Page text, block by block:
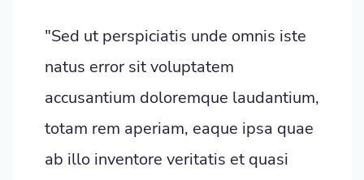
"Sed ut perspiciatis unde omnis iste
natus error sit voluptatem
accusantium doloremque laudantium,
totam rem aperiam, eaque ipsa quae
ab illo inventore veritatis et quasi